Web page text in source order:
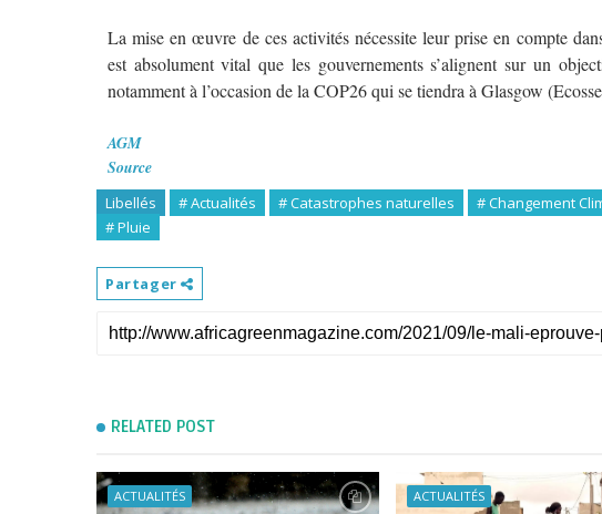
La mise en œuvre de ces activités nécessite leur prise en compte
est absolument vital que les gouvernements s’alignent sur un
notamment à l’occasion de la COP26 qui se tiendra à Glasgow
AGM
Source
Libellés # Actualités # Catastrophes naturelles # Changement
# Pluie
Partager
RELATED POST
ACTUALITÉS ACTUALITÉS